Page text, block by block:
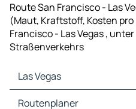
Route San Francisco - Las
(Maut, Kraftstoff, Kosten
Francisco - Las Vegas ,
Straßenverkehrs
Las Vegas
Las Vegas Karten Stadtplan
Routenplaner